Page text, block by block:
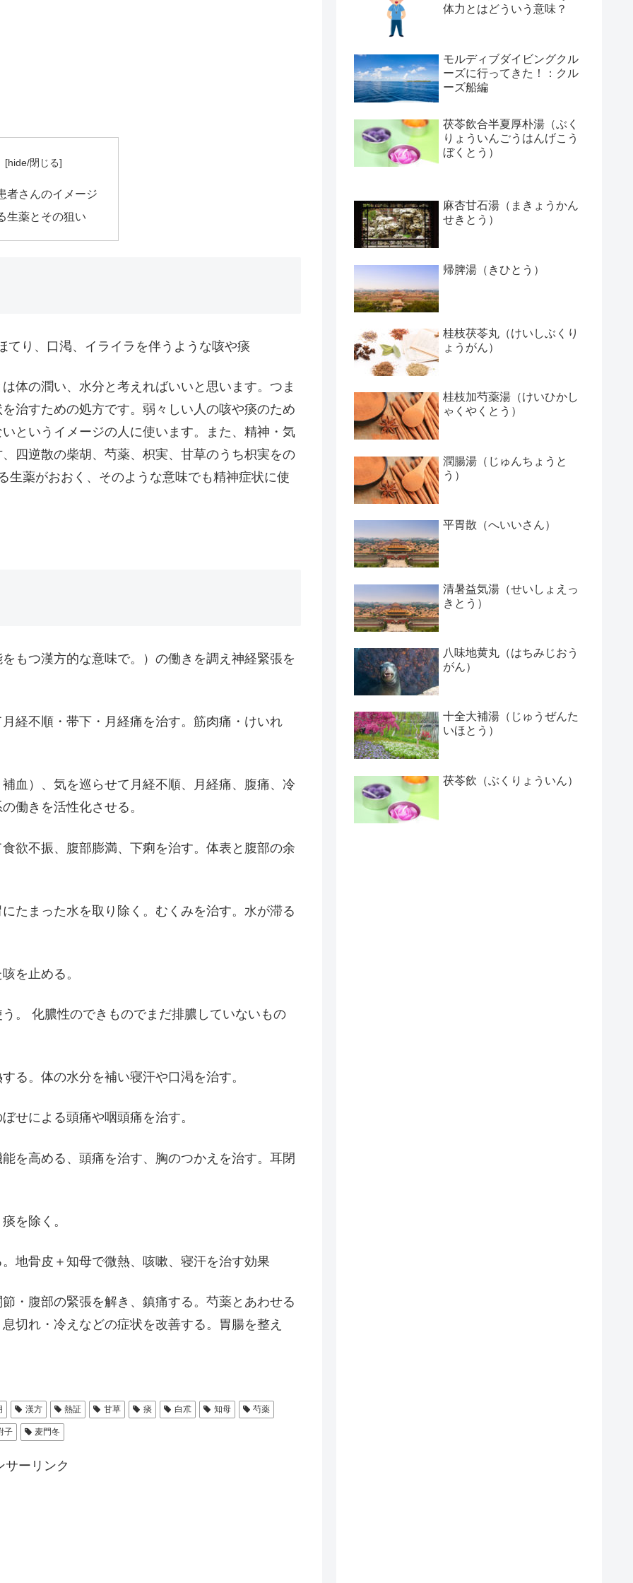
者さんのイメージ
生薬とその狙い
り、口渇、イライラを伴うような咳や痰
体の潤い、水分と考えればいいと思います。つま
治すための処方です。弱々しい人の咳や痰のため
というイメージの人に使います。また、精神・気
四逆散の柴胡、芍薬、枳実、甘草のうち枳実をの
生薬がおおく、そのような意味でも精神症状に使
もつ漢方的な意味で。）の働きを調え神経緊張を
経不順・帯下・月経痛を治す。筋肉痛・けいれ
血）、気を巡らせて月経不順、月経痛、腹痛、冷
働きを活性化させる。
欲不振、腹部膨満、下痢を治す。体表と腹部の余
たまった水を取り除く。むくみを治す。水が滞る
を止める。
。 化膿性のできものでまだ排膿していないもの
る。体の水分を補い寝汗や口渇を治す。
せによる頭痛や咽頭痛を治す。
を高める、頭痛を治す、胸のつかえを治す。耳閉
を除く。
地骨皮＋知母で微熱、咳嗽、寝汗を治す効果
・腹部の緊張を解き、鎮痛する。芍薬とあわせる
切れ・冷えなどの症状を改善する。胃腸を整え
漢方 熱証 甘草 痰 白朮 知母 芍薬
子 麦門冬
サーリンク
体力とはどういう意味？
モルディブダイビングクル
ーズに行ってきた！：クル
ーズ船編
茯苓飲合半夏厚朴湯（ぶく
りょういんごうはんげこう
ぼくとう）
麻杏甘石湯（まきょうかん
せきとう）
帰脾湯（きひとう）
桂枝茯苓丸（けいしぶくり
ょうがん）
桂枝加芍薬湯（けいひかし
ゃくやくとう）
潤腸湯（じゅんちょうと
う）
平胃散（へいいさん）
清暑益気湯（せいしょえっ
きとう）
八味地黄丸（はちみじおう
がん）
十全大補湯（じゅうぜんた
いほとう）
茯苓飲（ぶくりょういん）